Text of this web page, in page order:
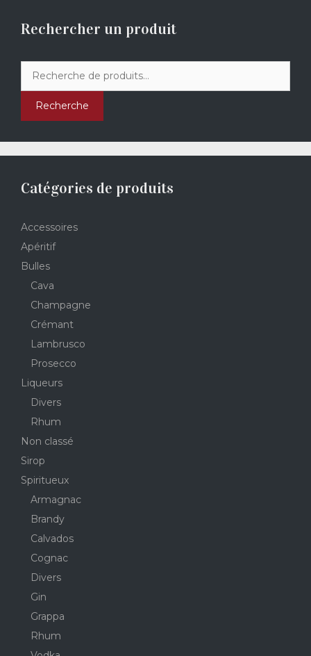
Rechercher un produit
pour :
Recherche
Catégories de produits
Accessoires
Apéritif
Bulles
Cava
Champagne
Crémant
Lambrusco
Prosecco
Liqueurs
Divers
Rhum
Non classé
Sirop
Spiritueux
Armagnac
Brandy
Calvados
Cognac
Divers
Gin
Grappa
Rhum